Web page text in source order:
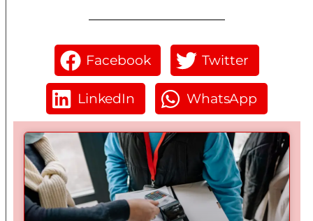
Facebook Twitter
LinkedIn WhatsApp